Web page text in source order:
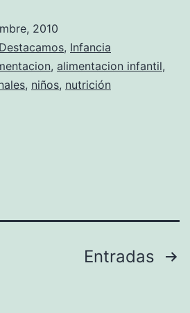
2010
Destacamos, Infancia
, alimentacion infantil,
, niños, nutrición
Entradas